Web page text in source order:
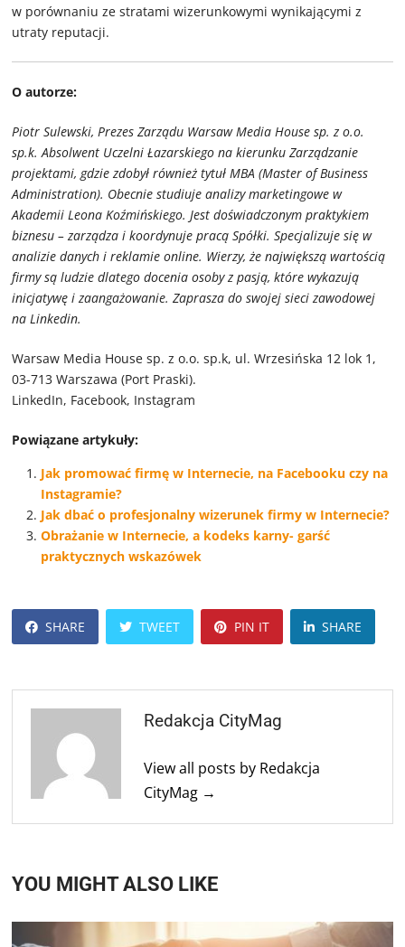
w porównaniu ze stratami wizerunkowymi wynikającymi z
utraty reputacji.
O autorze:
Piotr Sulewski, Prezes Zarządu Warsaw Media House sp. z o.o.
sp.k. Absolwent Uczelni Łazarskiego na kierunku Zarządzanie
projektami, gdzie zdobył również tytuł MBA (Master of Business
Administration). Obecnie studiuje analizy marketingowe w
Akademii Leona Koźmińskiego. Jest doświadczonym praktykiem
biznesu – zarządza i koordynuje pracą Spółki. Specjalizuje się w
analizie danych i reklamie online. Wierzy, że największą wartością
firmy są ludzie dlatego docenia osoby z pasją, które wykazują
inicjatywę i zaangażowanie. Zaprasza do swojej sieci zawodowej
na Linkedin.
Warsaw Media House sp. z o.o. sp.k, ul. Wrzesińska 12 lok 1,
03-713 Warszawa (Port Praski).
LinkedIn, Facebook, Instagram
Powiązane artykuły:
Jak promować firmę w Internecie, na Facebooku czy na
Instagramie?
Jak dbać o profesjonalny wizerunek firmy w Internecie?
Obrażanie w Internecie, a kodeks karny- garść
praktycznych wskazówek
SHARE TWEET PIN IT SHARE
Redakcja CityMag
View all posts by Redakcja
CityMag →
YOU MIGHT ALSO LIKE